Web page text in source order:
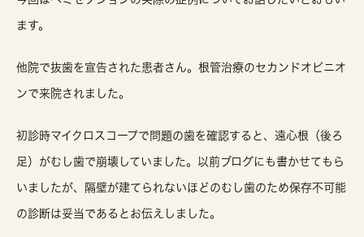
ます。
他院で抜歯を宣告された患者さん。根管治療のセカンドオピニオ
ンで来院されました。
初診時マイクロスコープで問題の歯を確認すると、遠心根（後ろ
足）がむし歯で崩壊していました。以前ブログにも書かせてもら
いましたが、隔壁が建てられないほどのむし歯のため保存不可能
の診断は妥当であるとお伝えしました。